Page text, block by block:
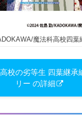
魔法科高校四葉
校の劣等生 四葉継承
リー の詳細